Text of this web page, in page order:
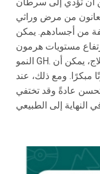
من مرض وراثي
من أجسادهم. يمكن
مستويات هرمون
النمو GH. إذا تُركت ضخامة الأطراف دون علاج، يمكن أن
ومع ذلك، عند
عادةً وقد تختفي